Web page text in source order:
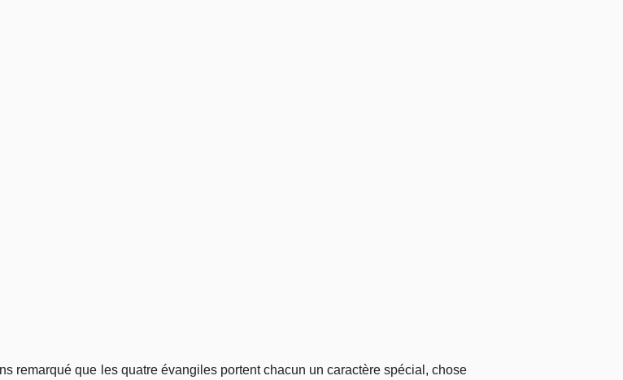
remarqué que les quatre évangiles portent chacun un caractère spécial, chose